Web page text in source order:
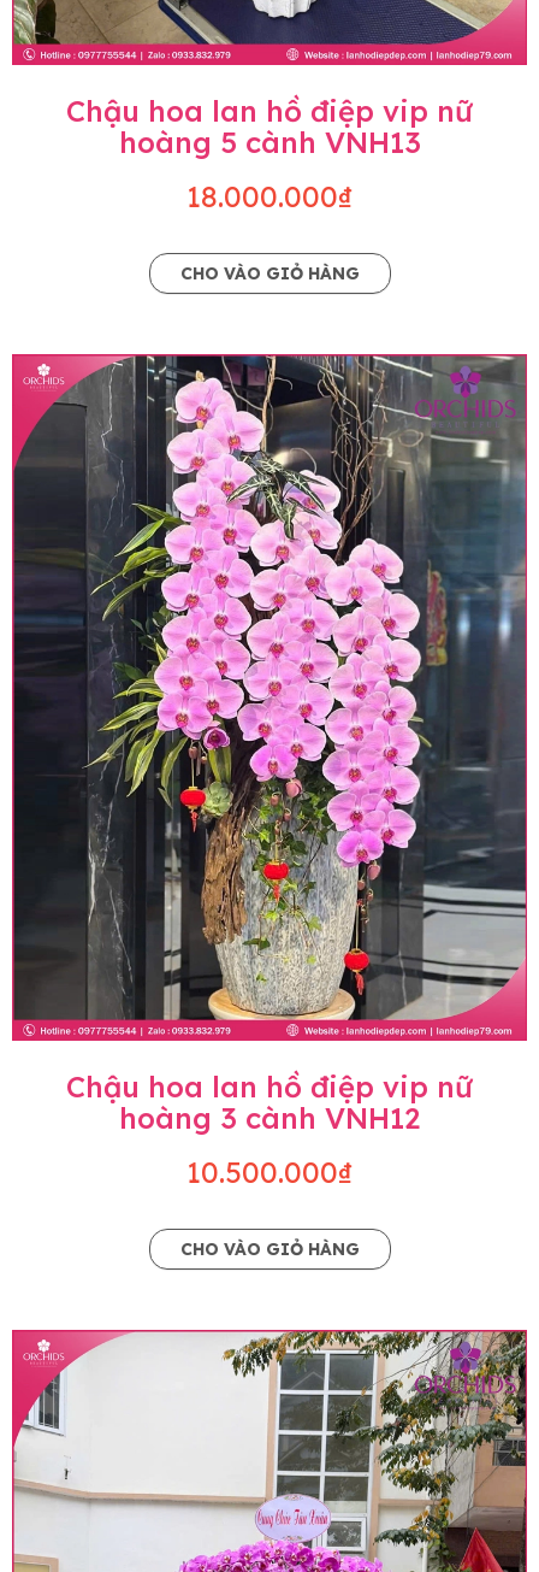
Chậu hoa lan hồ điệp vip nữ
hoàng 5 cành VNH13
18.000.000₫
CHO VÀO GIỎ HÀNG
Chậu hoa lan hồ điệp vip nữ
hoàng 3 cành VNH12
10.500.000₫
CHO VÀO GIỎ HÀNG